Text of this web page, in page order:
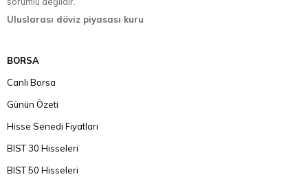
Uluslarası döviz piyasası kuru
BORSA
Canlı Borsa
Günün Özeti
Hisse Senedi Fiyatları
BIST 30 Hisseleri
BIST 50 Hisseleri